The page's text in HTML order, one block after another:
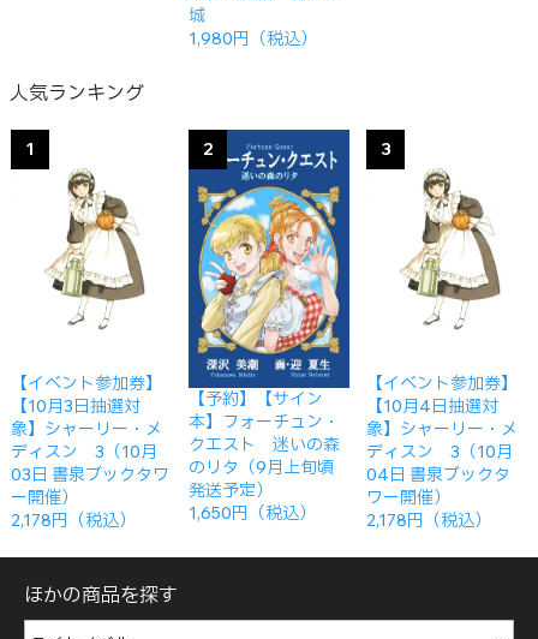
城
1,980円（税込）
人気ランキング
1
【イベント参加券】
【10月3日抽選対
象】シャーリー・メ
ディスン 3（10月
03日 書泉ブックタワ
ー開催）
2,178円（税込）
2
【予約】【サイン
本】フォーチュン・
クエスト 迷いの森
のリタ（9月上旬頃
発送予定）
1,650円（税込）
3
【イベント参加券】
【10月4日抽選対
象】シャーリー・メ
ディスン 3（10月
04日 書泉ブックタ
ワー開催）
2,178円（税込）
ほかの商品を探す